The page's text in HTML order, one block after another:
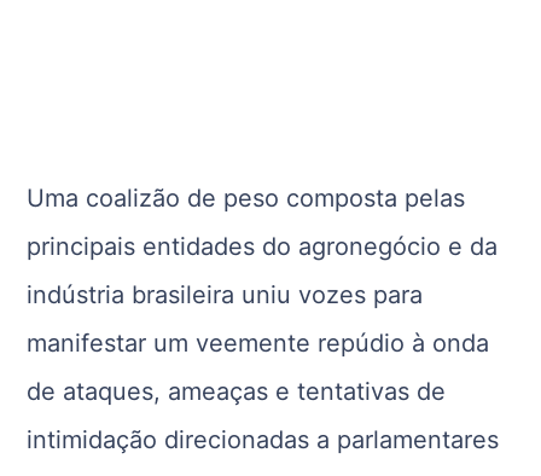
Uma coalizão de peso composta pelas
principais entidades do agronegócio e da
indústria brasileira uniu vozes para
manifestar um veemente repúdio à onda
de ataques, ameaças e tentativas de
intimidação direcionadas a parlamentares